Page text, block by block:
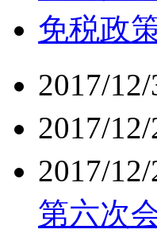
免税政
2017/12/
2017/12/
2017/12/
第六次